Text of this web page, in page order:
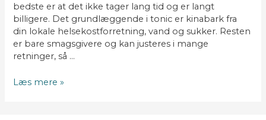
bedste er at det ikke tager lang tid og er langt
billigere. Det grundlæggende i tonic er kinabark fra
din lokale helsekostforretning, vand og sukker. Resten
er bare smagsgivere og kan justeres i mange
retninger, så …
Hjemmelavet
Læs mere »